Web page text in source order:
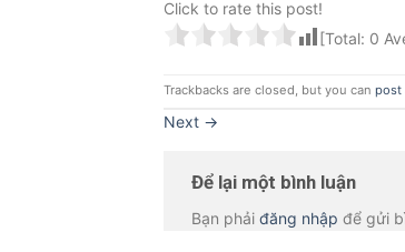
Click to rate this post!
[Total: 0
Trackbacks are closed, but you can post
Next →
Để lại một bình luận
Bạn phải đăng nhập để gửi